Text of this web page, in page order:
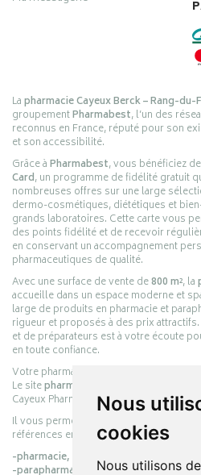
Nous
cookies
Nous utilisons
Lapharmacie Cayeux Berck – Rang-du-
groupementPharmabest, l’un des
reconnus en France, réputé pour son
et son accessibilité.
Grâce àPharmabest, vous bénéficiez
Card, un programme de fidélité gratuit
nombreuses offres sur une large
dermo-cosmétiques, diététiques et
grands laboratoires. Cette carte vous
des points fidélité et de recevoir
en conservant un accompagnement
pharmaceutiques de qualité.
Avec une surface de vente de800 m², la
accueille dans un espace moderne et
large de produits en pharmacie et
rigueur et proposés à des prix
et de préparateurs est à votre écoute
en toute confiance.
Votre pharmacie en ligne :
Le sitepharmacie-cayeux.fr
Cayeux Pharmabest Berck-sur-Mer –
Il vous permet de réaliser vos achats en
références en :
-pharmacie,
-parapharmacie,